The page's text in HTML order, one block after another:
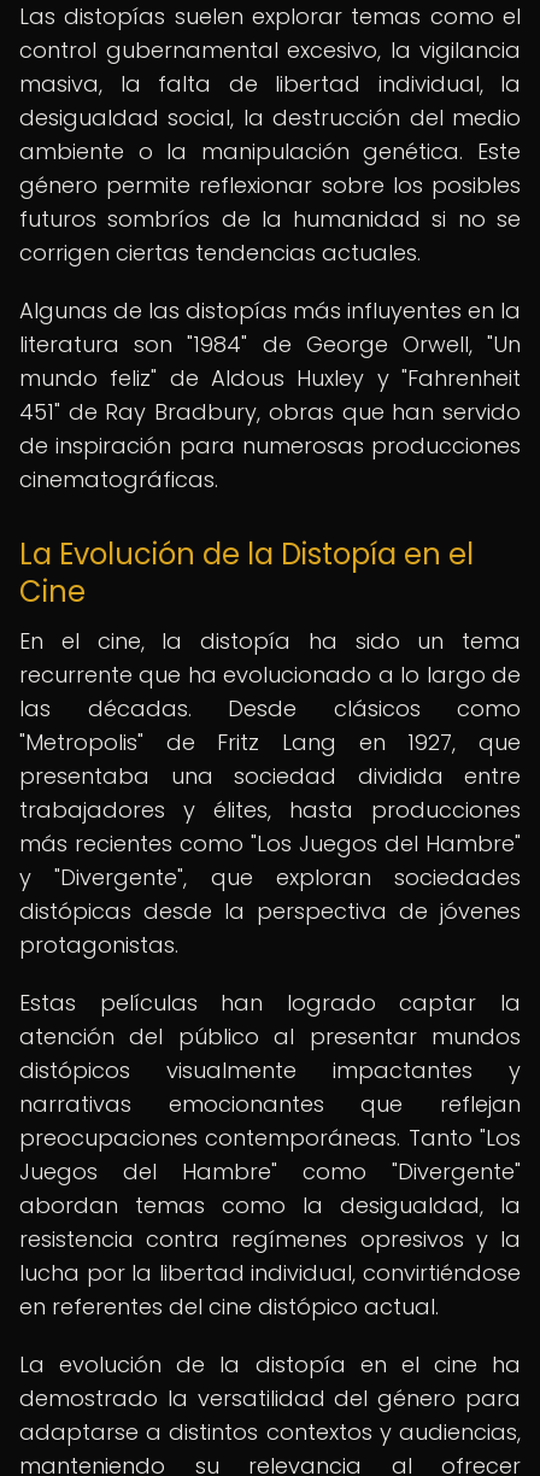
Las distopías suelen explorar temas como el
control gubernamental excesivo, la vigilancia
masiva, la falta de libertad individual, la
desigualdad social, la destrucción del medio
ambiente o la manipulación genética. Este
género permite reflexionar sobre los posibles
futuros sombríos de la humanidad si no se
corrigen ciertas tendencias actuales.
Algunas de las distopías más influyentes en la
literatura son "1984" de George Orwell, "Un
mundo feliz" de Aldous Huxley y "Fahrenheit
451" de Ray Bradbury, obras que han servido
de inspiración para numerosas producciones
cinematográficas.
La Evolución de la Distopía en el
Cine
En el cine, la distopía ha sido un tema
recurrente que ha evolucionado a lo largo de
las décadas. Desde clásicos como
"Metropolis" de Fritz Lang en 1927, que
presentaba una sociedad dividida entre
trabajadores y élites, hasta producciones
más recientes como "Los Juegos del Hambre"
y "Divergente", que exploran sociedades
distópicas desde la perspectiva de jóvenes
protagonistas.
Estas películas han logrado captar la
atención del público al presentar mundos
distópicos visualmente impactantes y
narrativas emocionantes que reflejan
preocupaciones contemporáneas. Tanto "Los
Juegos del Hambre" como "Divergente"
abordan temas como la desigualdad, la
resistencia contra regímenes opresivos y la
lucha por la libertad individual, convirtiéndose
en referentes del cine distópico actual.
La evolución de la distopía en el cine ha
demostrado la versatilidad del género para
adaptarse a distintos contextos y audiencias,
manteniendo su relevancia al ofrecer